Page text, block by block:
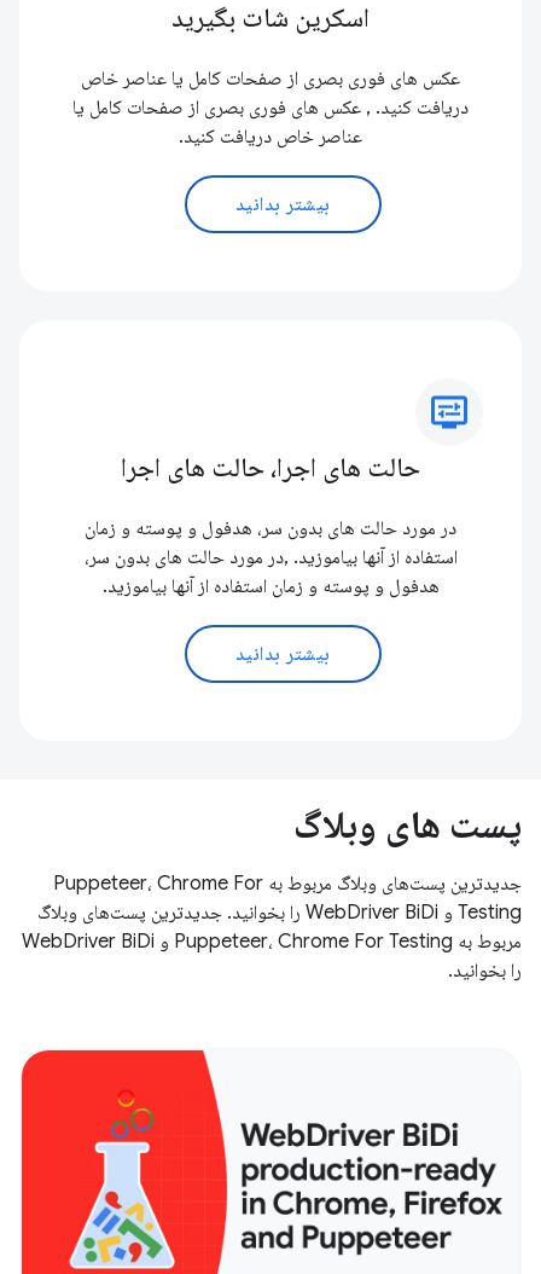
اسکرین شات بگیرید
عکس های فوری بصری از صفحات کامل یا عناصر خاص
دریافت کنید. , عکس های فوری بصری از صفحات کامل یا
عناصر خاص دریافت کنید.
بیشتر بدانید
display_settings
حالت های اجرا، حالت های اجرا
در مورد حالت های بدون سر، هدفول و پوسته و زمان
استفاده از آنها بیاموزید. ,در مورد حالت های بدون سر،
هدفول و پوسته و زمان استفاده از آنها بیاموزید.
بیشتر بدانید
پست های وبلاگ
جدیدترین پست‌های وبلاگ مربوط به Puppeteer، Chrome For
Testing و WebDriver BiDi را بخوانید. جدیدترین پست‌های وبلاگ
مربوط به Puppeteer، Chrome For Testing و WebDriver BiDi
را بخوانید.